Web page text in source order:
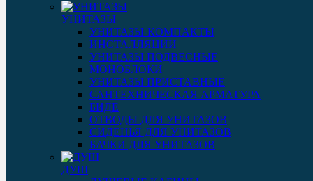
УНИТАЗЫ
УНИТАЗЫ-КОМПАКТЫ
ИНСТАЛЛЯЦИИ
УНИТАЗЫ ПОДВЕСНЫЕ
МОНОБЛОКИ
УНИТАЗЫ ПРИСТАВНЫЕ
САНТЕХНИЧЕСКАЯ АРМАТУРА
БИДЕ
ОТВОДЫ ДЛЯ УНИТАЗОВ
СИДЕНЬЯ ДЛЯ УНИТАЗОВ
БАЧКИ ДЛЯ УНИТАЗОВ
ДУШ